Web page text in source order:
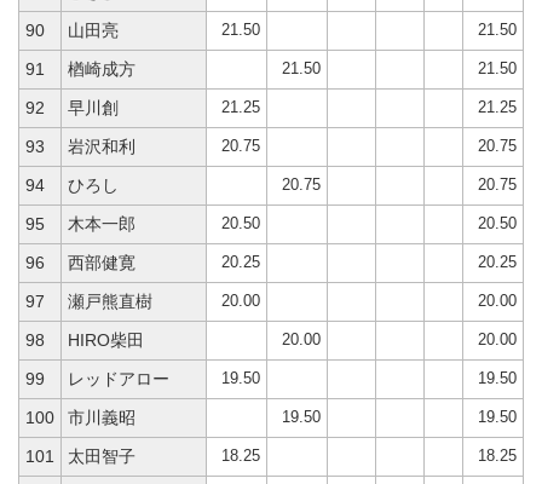
90 山田亮 21.50 21.50
91 楢崎成方 21.50 21.50
92 早川創 21.25 21.25
93 岩沢和利 20.75 20.75
94 ひろし 20.75 20.75
95 木本一郎 20.50 20.50
96 西部健寛 20.25 20.25
97 瀬戸熊直樹 20.00 20.00
98 HIRO柴田 20.00 20.00
99 レッドアロー 19.50 19.50
100 市川義昭 19.50 19.50
101 太田智子 18.25 18.25